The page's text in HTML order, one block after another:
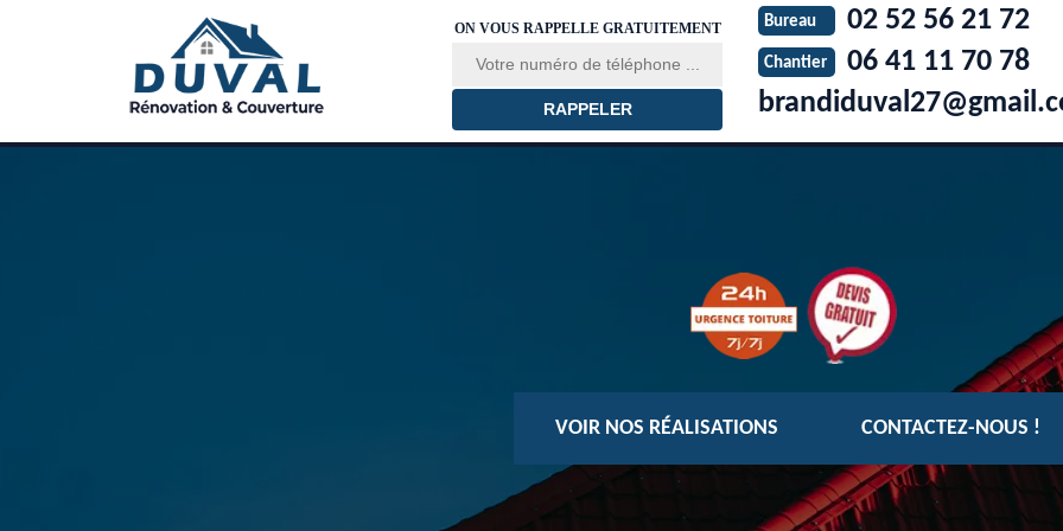
ON VOUS RAPPELLE GRATUITEMENT Bureau 02 52 56 21 72
Chantier
06 41 11 70 78
VOIR NOS RÉALISATIONS CONTACTEZ-NOUS !